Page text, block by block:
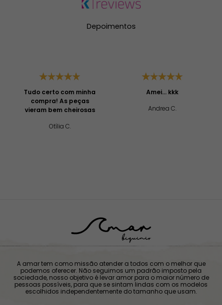
Depoimentos
Tudo certo com minha
compra! As peças
vieram bem cheirosas
Otília C.
Amei... kkk
Andrea C.
A amar tem como missão atender a todos com o melhor que
podemos oferecer. Não seguimos um padrão imposto pela
sociedade, nosso objetivo é levar amor para o maior número de
pessoas possíveis, para que se sintam lindas com os modelos
escolhidos independentemente do tamanho que usam.